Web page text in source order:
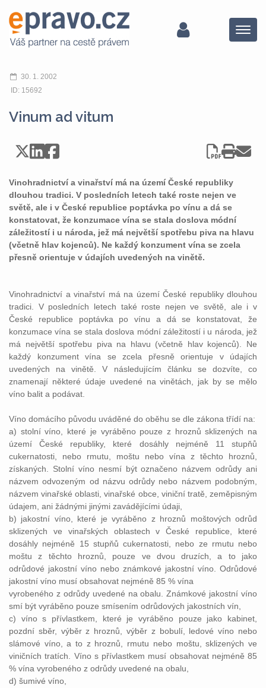
Menu
30. 1. 2002
ID: 15692
Vinum ad vitum
Vinohradnictví a vinařství má na území České republiky
dlouhou tradici. V posledních letech také roste nejen ve
světě, ale i v České republice poptávka po vínu a dá se
konstatovat, že konzumace vína se stala doslova módní
záležitostí i u národa, jež má největší spotřebu piva na hlavu
(včetně hlav kojenců). Ne každý konzument vína se zcela
přesně orientuje v údajích uvedených na vinětě.
Vinohradnictví a vinařství má na území České republiky dlouhou
tradici. V posledních letech také roste nejen ve světě, ale i v
České republice poptávka po vínu a dá se konstatovat, že
konzumace vína se stala doslova módní záležitostí i u národa, jež
má největší spotřebu piva na hlavu (včetně hlav kojenců). Ne
každý konzument vína se zcela přesně orientuje v údajích
uvedených na vinětě. V následujícím článku se dozvíte, co
znamenají některé údaje uvedené na vinětách, jak by se mělo
víno balit a podávat.
Víno domácího původu uváděné do oběhu se dle zákona třídí na:
a) stolní víno, které je vyráběno pouze z hroznů sklizených na
území České republiky, které dosáhly nejméně 11 stupňů
cukernatosti, nebo rmutu, moštu nebo vína z těchto hroznů,
získaných. Stolní víno nesmí být označeno názvem odrůdy ani
názvem odvozeným od názvu odrůdy nebo názvem podobným,
názvem vinařské oblasti, vinařské obce, viniční tratě, zeměpisným
údajem, ani žádnými jinými zavádějícími údaji,
b) jakostní víno, které je vyráběno z hroznů moštových odrůd
sklizených ve vinařských oblastech v České republice, které
dosáhly nejméně 15 stupňů cukernatosti, nebo ze rmutu nebo
moštu z těchto hroznů, pouze ve dvou druzích, a to jako
odrůdové jakostní víno nebo známkové jakostní víno. Odrůdové
jakostní víno musí obsahovat nejméně 85 % vína
vyrobeného z odrůdy uvedené na obalu. Známkové jakostní víno
smí být vyráběno pouze smísením odrůdových jakostních vín,
c) víno s přívlastkem, které je vyráběno pouze jako kabinet,
pozdní sběr, výběr z hroznů, výběr z bobulí, ledové víno nebo
slámové víno, a to z hroznů, rmutu nebo moštu, sklizených ve
viničních tratích. Víno s přívlastkem musí obsahovat nejméně 85
% vína vyrobeného z odrůdy uvedené na obalu,
d) šumivé víno,